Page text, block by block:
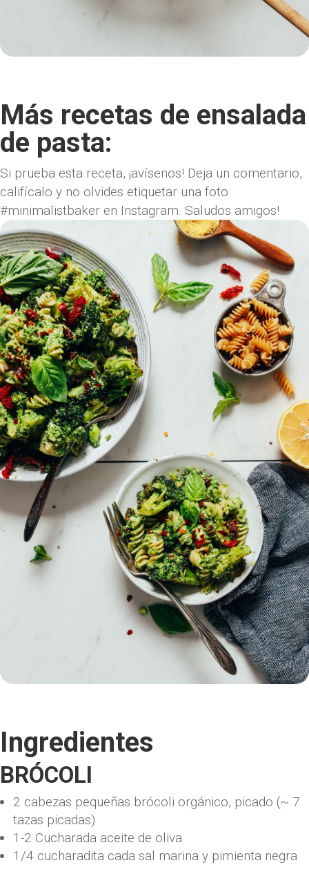
Más recetas de ensalada
de pasta:
Si prueba esta receta, ¡avísenos! Deja un comentario,
califícalo y no olvides etiquetar una foto
#minimalistbaker en Instagram. Saludos amigos!
Ingredientes
BRÓCOLI
2 cabezas pequeñas brócoli orgánico, picado (~ 7
tazas picadas)
1-2 Cucharada aceite de oliva
1/4 cucharadita cada sal marina y pimienta negra